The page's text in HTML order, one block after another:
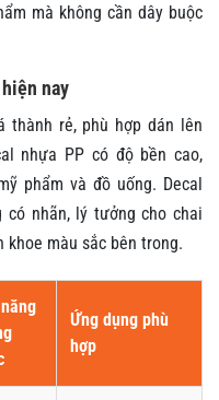
mà không cần dây buộc
nay
thành rẻ, phù hợp dán lên
nhựa PP có độ bền cao,
phẩm và đồ uống. Decal
nhãn, lý tưởng cho chai
khoe màu sắc bên trong.
Ứng dụng phù
hợp